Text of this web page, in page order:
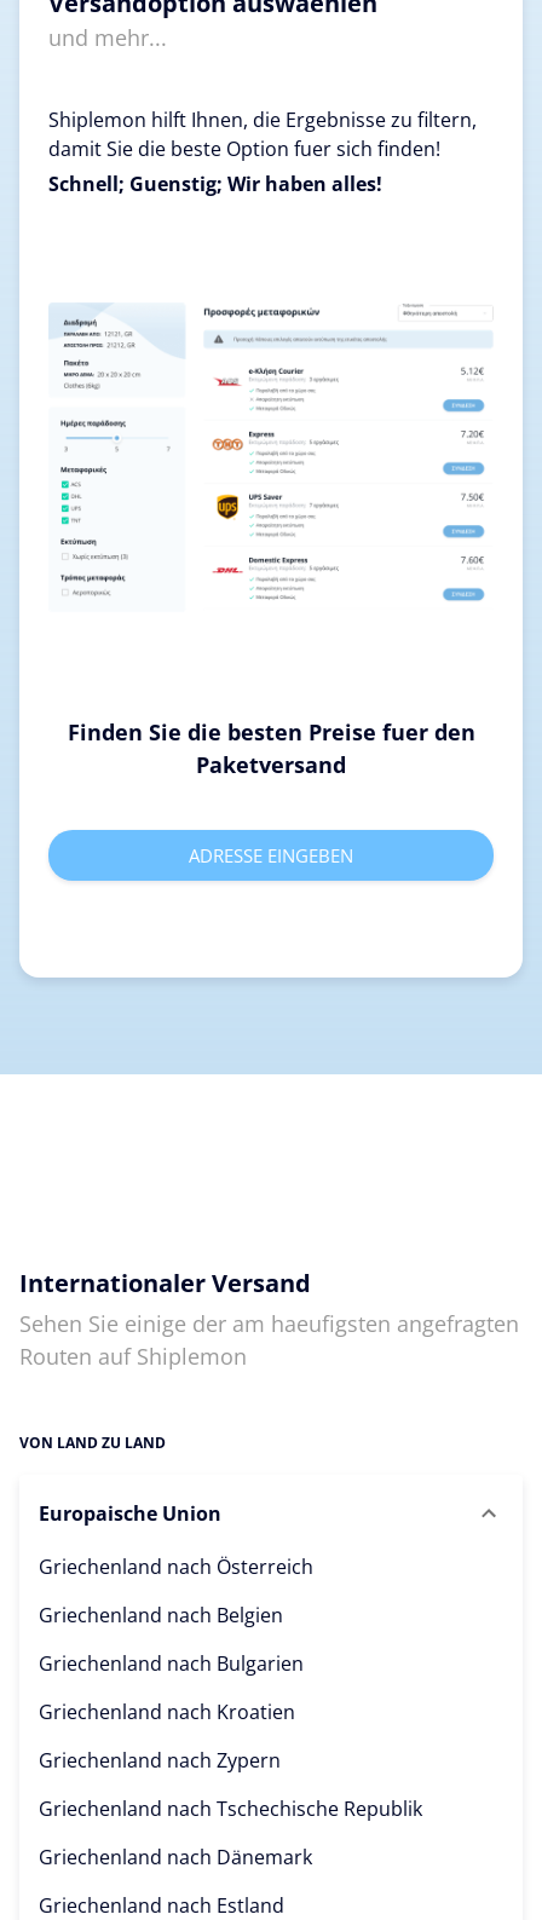
und mehr...
Shiplemon hilft Ihnen, die Ergebnisse zu filtern,
damit Sie die beste Option fuer sich finden!
Schnell; Guenstig; Wir haben alles!
Finden Sie die besten Preise fuer den
Paketversand
ADRESSE EINGEBEN
Internationaler Versand
Sehen Sie einige der am haeufigsten angefragten
Routen auf Shiplemon
VON LAND ZU LAND
Europaische Union
Griechenland nach Österreich
Griechenland nach Belgien
Griechenland nach Bulgarien
Griechenland nach Kroatien
Griechenland nach Zypern
Griechenland nach Tschechische Republik
Griechenland nach Dänemark
Griechenland nach Estland